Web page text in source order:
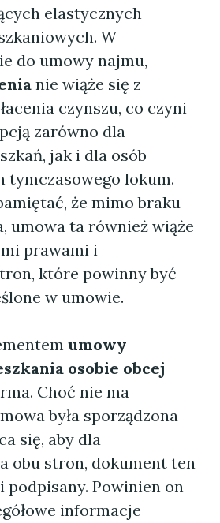
elastycznych
W
do umowy najmu,
nie wiąże się z
czynszu, co czyni
zarówno dla
jak i dla osób
tymczasowego lokum.
że mimo braku
umowa ta również wiąże
prawami i
które powinny być
w umowie.
umowy
osobie obcej
Choć nie ma
była sporządzona
się, aby dla
obu stron, dokument ten
podpisany. Powinien on
informacje